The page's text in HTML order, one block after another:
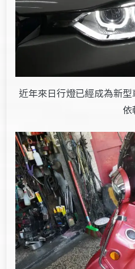
近年來日行燈已經成為新
依